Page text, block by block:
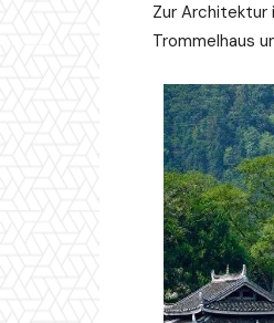
Zur Architektur
Trommelhaus